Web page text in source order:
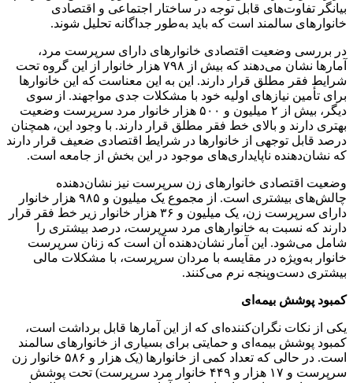
بیانگر تفاوت‌های قابل توجه در ساختار اجتماعی و اقتصادی
خانوارهای سالمند است که باید به‌طور جداگانه تحلیل شوند.
در بررسی وضعیت اقتصادی خانوارهای دارای سرپرست مرد،
آمارها نشان می‌دهند که بیش از ۷۹۸ هزار خانوار از این گروه تحت
شرایط فقر مطلق قرار دارند. این به این معناست که این خانوارها
برای تأمین نیازهای اولیه خود با مشکلات جدی مواجهند. از سوی
دیگر، بیش از ۲ میلیون و ۵۰۰ هزار خانوار مرد سرپرست وضعیت
بهتری دارند و بالای خط فقر مطلق قرار دارند. با وجود این، همچنان
درصد قابل توجهی از خانوارها در شرایط اقتصادی ضعیف قرار دارند
که نشان‌دهنده ناپایداری‌های موجود در این بخش از جامعه است.
وضعیت اقتصادی خانوارهای زن سرپرست نیز نشان‌دهنده
چالش‌های بیشتری است. از مجموع یک میلیون و ۹۸۵ هزار خانوار
دارای سرپرست زن، یک میلیون و ۳۶ هزار خانوار زیر خط فقر قرار
دارند که نسبت به خانوارهای مرد سرپرست، درصد بیشتری را
شامل می‌شود. این آمار نشان‌دهنده آن است که زنان سرپرست
خانوار به‌ویژه در مقایسه با مردان سرپرست، با مشکلات مالی
بیشتری دست‌وپنجه نرم می‌کنند.
کمبود پوشش بیمه‌ای
یکی از نکات نگران‌کننده‌ای که از این آمارها قابل برداشت است،
کمبود پوشش بیمه‌ای و حمایتی برای بسیاری از خانوارهای سالمند
است. در حالی که تعداد کمی از خانوارها (یک هزار و ۵۸۶ خانوار زن
سرپرست و ۱۷ هزار و ۴۴۹ خانوار مرد سرپرست) تحت پوشش